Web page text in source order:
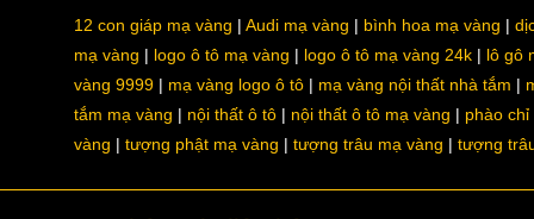
12 con giáp mạ vàng Audi mạ vàng bình hoa mạ vàng
mạ vàng
logo ô tô mạ vàng logo ô tô mạ vàng 24k
lô gô
vàng 9999
mạ vàng logo ô tô mạ vàng nội thất nhà tắm
tắm mạ vàng
nội thất ô tô nội thất ô tô mạ vàng
phào chỉ
vàng
tượng phật mạ vàng tượng trâu mạ vàng tượng